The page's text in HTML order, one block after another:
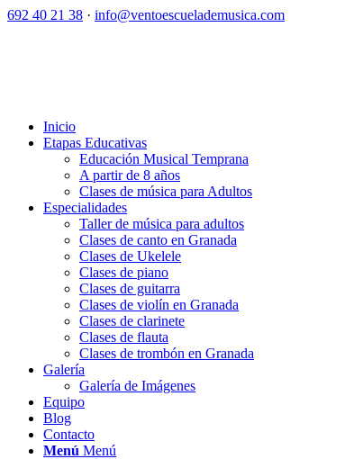
692 40 21 38 · info@ventoescuelademusica.com
Inicio
Etapas Educativas
Educación Musical Temprana
A partir de 8 años
Clases de música para Adultos
Especialidades
Taller de música para adultos
Clases de canto en Granada
Clases de Ukelele
Clases de piano
Clases de guitarra
Clases de violín en Granada
Clases de clarinete
Clases de flauta
Clases de trombón en Granada
Galería
Galería de Imágenes
Equipo
Blog
Contacto
Menú Menú